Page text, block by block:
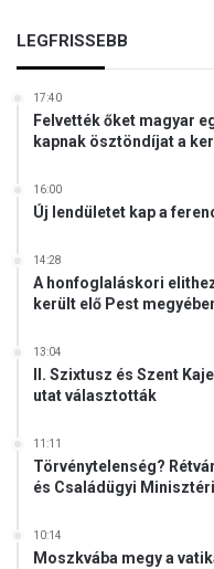
LEGFRISSEBB
17:40
Felvették őket magyar
kapnak ösztöndíjat a
16:00
Új lendületet kap a
14:28
A honfoglaláskori
került elő Pest
13:04
II. Szixtusz és Szent
utat választották
11:11
Törvénytelenség?
és Családügyi
10:14
Moszkvába megy a